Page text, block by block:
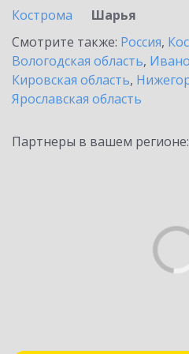
Кострома
Шарья
Смотрите также: Россия,
Вологодская область,
Кировская область,
Ярославская область
Партнеры в вашем регионе: